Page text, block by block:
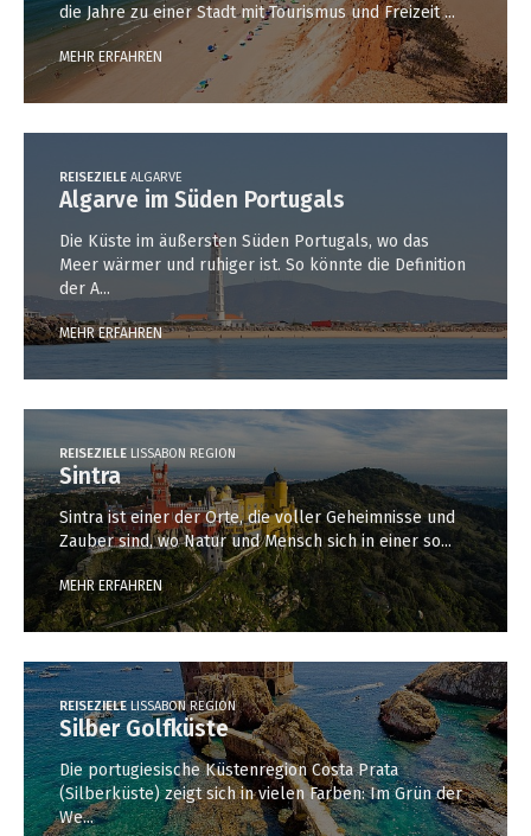
die Jahre zu einer Stadt mit Tourismus und Freizeit ...
MEHR ERFAHREN
REISEZIELE ALGARVE
Algarve im Süden Portugals
Die Küste im äußersten Süden Portugals, wo das
Meer wärmer und ruhiger ist. So könnte die Definition
der A...
MEHR ERFAHREN
REISEZIELE LISSABON REGION
Sintra
Sintra ist einer der Orte, die voller Geheimnisse und
Zauber sind, wo Natur und Mensch sich in einer so...
MEHR ERFAHREN
REISEZIELELISSABON REGION
Silber Golfküste
Die portugiesische Küstenregion Costa Prata
(Silberküste) zeigt sich in vielen Farben: Im Grün der
We...